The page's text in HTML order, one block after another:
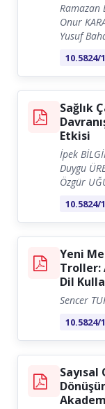
Ramazan
Onur
Yusuf
10.5824/
Sağlık
Etkisi
İpek
Duygu
Özgür
10.5824/
Yeni
Troller:
Dil
Sencer
10.5824/
Sayısal